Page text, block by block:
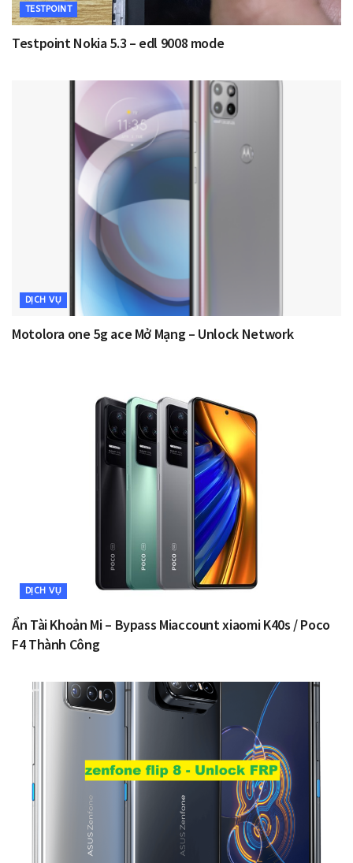
TESTPOINT
Testpoint Nokia 5.3 – edl 9008 mode
DỊCH VỤ
Motolora one 5g ace Mở Mạng – Unlock Network
DỊCH VỤ
Ẩn Tài Khoản Mi – Bypass Miaccount xiaomi K40s / Poco
F4 Thành Công